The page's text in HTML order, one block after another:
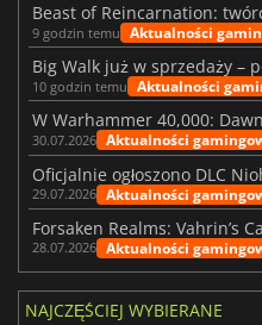
9 godzin temu Aktualności
10 godzin temu Aktualności
30.07.2026 Aktualności
Oficjalnie ogłoszono DLC
29.07.2026 Aktualności
28.07.2026 Aktualności
NAJCZĘŚCIEJ WYBIERANE